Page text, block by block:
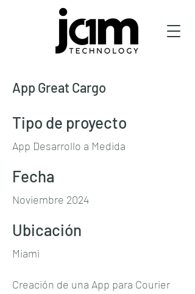
App Great Cargo
Tipo de proyecto
App Desarrollo a Medida
Fecha
Noviembre 2024
Ubicación
Miami
Creación de una App para Courier